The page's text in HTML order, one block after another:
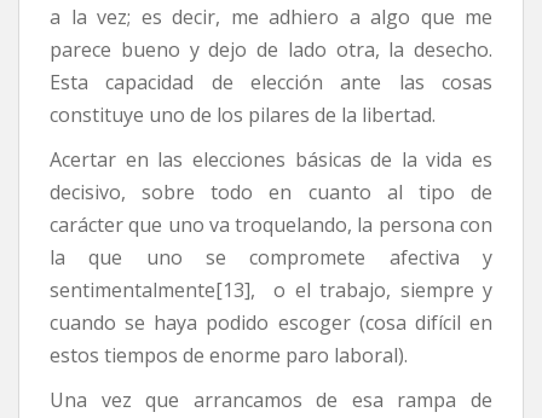
a la vez; es decir, me adhiero a algo que me
parece bueno y dejo de lado otra, la desecho.
Esta capacidad de elección ante las cosas
constituye uno de los pilares de la libertad.
Acertar en las elecciones básicas de la vida es
decisivo, sobre todo en cuanto al tipo de
carácter que uno va troquelando, la persona con
la que uno se compromete afectiva y
sentimentalmente[13], o el trabajo, siempre y
cuando se haya podido escoger (cosa difícil en
estos tiempos de enorme paro laboral).
Una vez que arrancamos de esa rampa de